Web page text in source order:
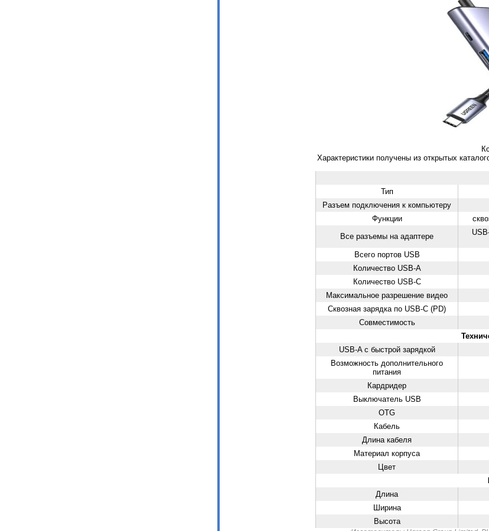
Характеристики получены из открытых
Тип
Разъем подключения к компьютеру
Функции
Все разъемы на адаптере
Всего портов USB
Количество USB-A
Количество USB-С
Максимальное разрешение видео
Сквозная зарядка по USB-C (PD)
Совместимость
USB-A с быстрой зарядкой
Возможность дополнительного
питания
Кардридер
Выключатель USB
OTG
Кабель
Длина кабеля
Материал корпуса
Цвет
Длина
Ширина
Высота